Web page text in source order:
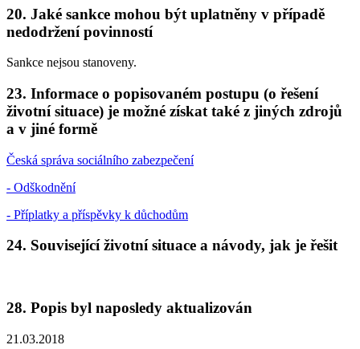
20. Jaké sankce mohou být uplatněny v případě
nedodržení povinností
Sankce nejsou stanoveny.
23. Informace o popisovaném postupu (o řešení
životní situace) je možné získat také z jiných zdrojů
a v jiné formě
Česká správa sociálního zabezpečení
- Odškodnění
- Příplatky a příspěvky k důchodům
24. Související životní situace a návody, jak je řešit
28. Popis byl naposledy aktualizován
21.03.2018